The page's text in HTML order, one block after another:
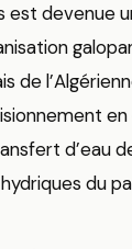
devenue
de
d’eau
du